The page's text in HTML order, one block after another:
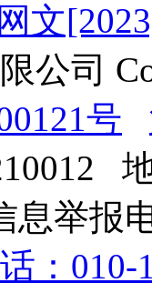
文
公司
号
息举报
：010-